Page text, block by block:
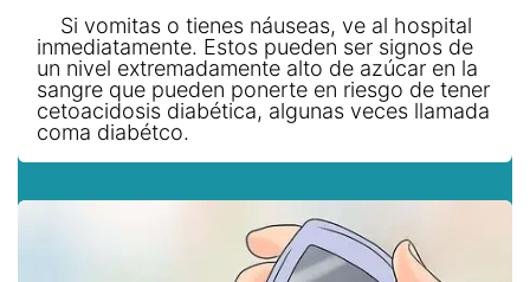
Si vomitas o tienes náuseas, ve al hospital
inmediatamente. Estos pueden ser signos de
un nivel extremadamente alto de azúcar en la
sangre que pueden ponerte en riesgo de tener
cetoacidosis diabética, algunas veces llamada
coma diabétco.